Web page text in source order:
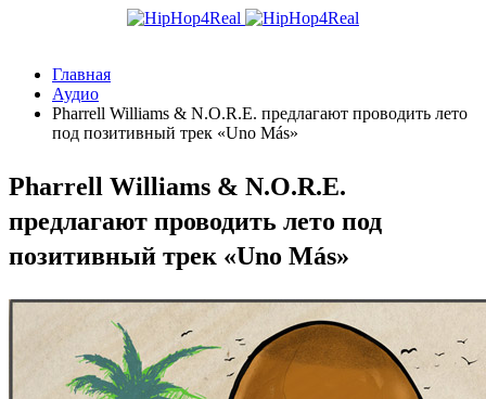
Главная
Аудио
Pharrell Williams & N.O.R.E. предлагают проводить лето
под позитивный трек «Uno Más»
Pharrell Williams & N.O.R.E.
предлагают проводить лето под
позитивный трек «Uno Más»